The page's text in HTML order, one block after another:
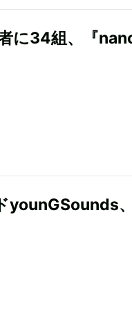
に34組、『
younGSounds